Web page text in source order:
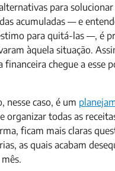
para
acumuladas — e
para quitá-las —, é
àquela situação.
financeira chegue a esse
nesse caso, é um
organizar todas as
ficam mais claras
as quais acabam